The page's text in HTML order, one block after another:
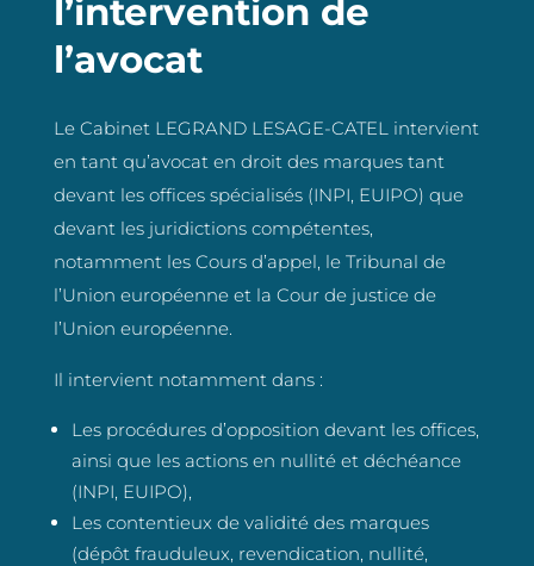
l’intervention de
l’avocat
Le Cabinet LEGRAND LESAGE-CATEL intervient
en tant qu’avocat en droit des marques tant
devant les offices spécialisés (INPI, EUIPO) que
devant les juridictions compétentes,
notamment les Cours d’appel, le Tribunal de
l’Union européenne et la Cour de justice de
l’Union européenne.
Il intervient notamment dans :
Les procédures d’opposition devant les offices,
ainsi que les actions en nullité et déchéance
(INPI, EUIPO),
Les contentieux de validité des marques
(dépôt frauduleux, revendication, nullité,